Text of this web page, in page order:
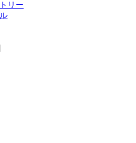
リー